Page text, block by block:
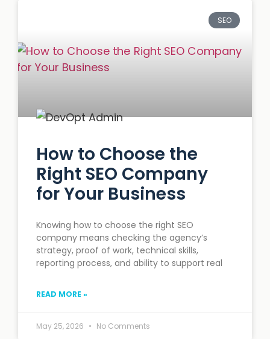
SEO
How to Choose the
Right SEO Company
for Your Business
Knowing how to choose the right SEO
company means checking the agency’s
strategy, proof of work, technical skills,
reporting process, and ability to support real
READ MORE »
May 25, 2026 No Comments